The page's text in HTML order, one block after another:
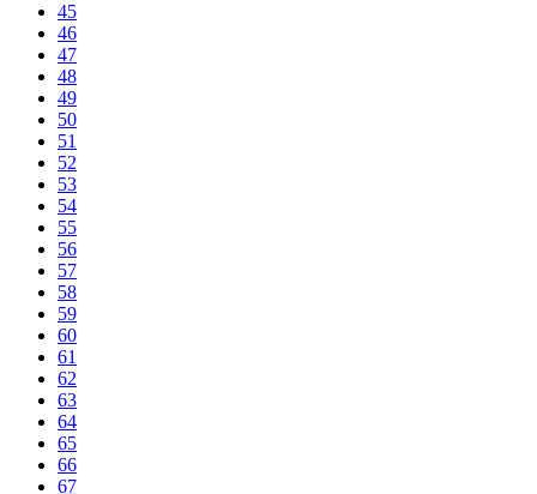
45
46
47
48
49
50
51
52
53
54
55
56
57
58
59
60
61
62
63
64
65
66
67